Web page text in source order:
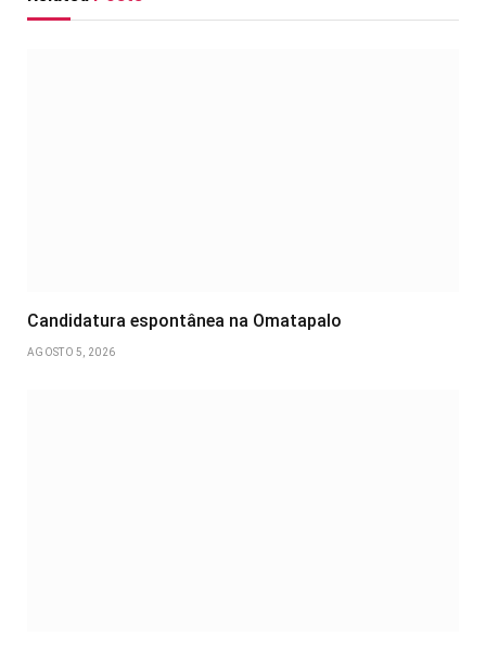
Candidatura espontânea na Omatapalo
AGOSTO 5, 2026